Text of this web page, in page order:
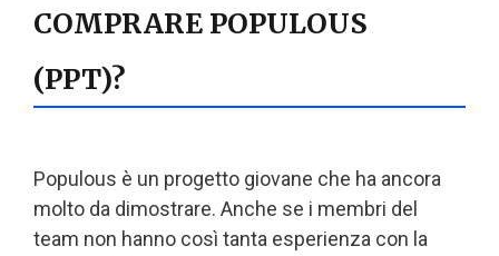
COMPRARE POPULOUS
(PPT)?
Populous è un progetto giovane che ha ancora
molto da dimostrare. Anche se i membri del
team non hanno così tanta esperienza con la